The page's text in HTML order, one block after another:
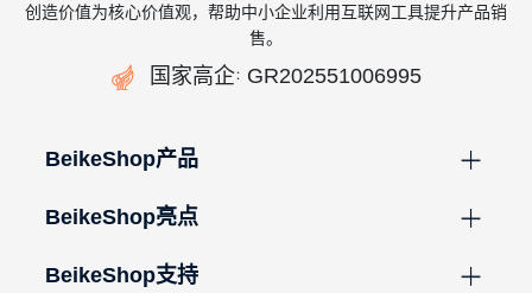
创造价值为核心价值观，帮助中小企业利用互联网工具提升产品销
售。
 国家高企： GR202551006995
BeikeShop产品
BeikeShop亮点
BeikeShop支持